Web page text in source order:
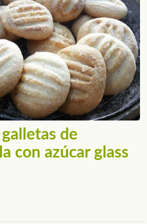
de
con azúcar glass